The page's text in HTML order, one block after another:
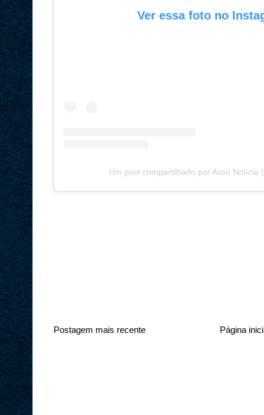
Ver essa foto no
Um post compartilhado por Assú Notícia
Postagem mais recente Página